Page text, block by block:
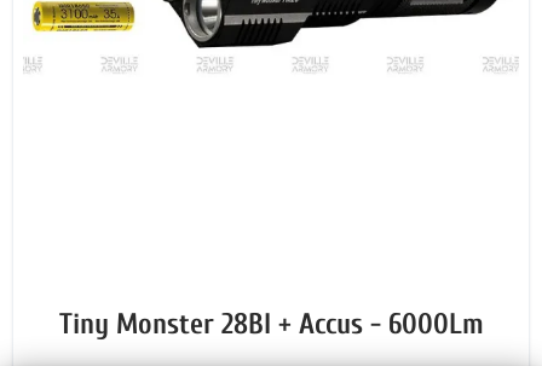
Tiny Monster 28BI + Accus - 6000Lm